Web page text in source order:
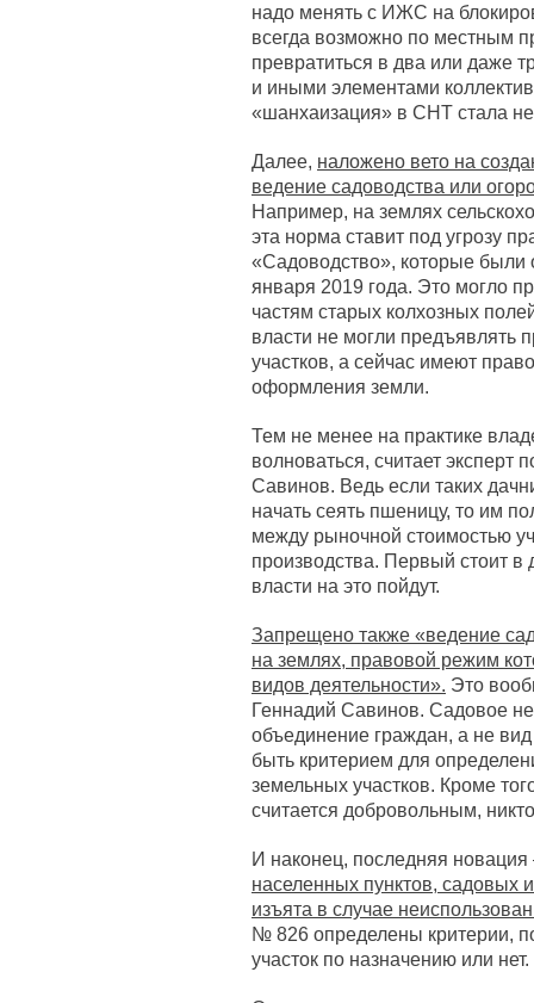
надо менять с ИЖС на
всегда возможно по местным
превратиться в два или даже
и иными элементами
«шанхаизация» в СНТ стала
Далее, наложено вето на
ведение садоводства или
Например, на землях
эта норма ставит под угрозу
«Садоводство», которые были
января 2019 года. Это могло
частям старых колхозных
власти не могли предъявлять
участков, а сейчас имеют
оформления земли.
Тем не менее на практике
волноваться, считает эксперт
Савинов. Ведь если таких
начать сеять пшеницу, то им
между рыночной стоимостью
производства. Первый стоит в
власти на это пойдут.
Запрещено также «ведение
на землях, правовой режим
видов деятельности». Это
Геннадий Савинов. Садовое
объединение граждан, а не
быть критерием для
земельных участков. Кроме
считается добровольным,
И наконец, последняя
населенных пунктов, садовых
изъята в случае
№ 826 определены критерии,
участок по назначению или нет.